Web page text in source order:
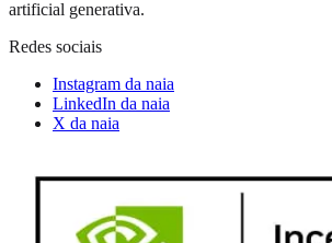
artificial generativa.
Redes sociais
Instagram da naia
LinkedIn da naia
X da naia